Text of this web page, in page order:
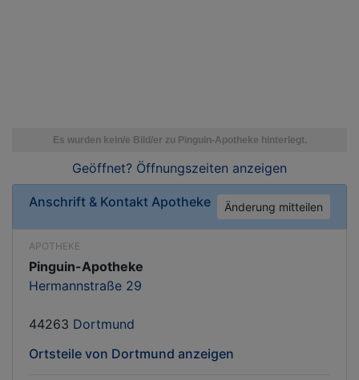
Geöffnet? Öffnungszeiten anzeigen
Anschrift & Kontakt Apotheke Änderung mitteilen
APOTHEKE
Pinguin-Apotheke
Hermannstraße 29
44263 Dortmund
Ortsteile von Dortmund anzeigen